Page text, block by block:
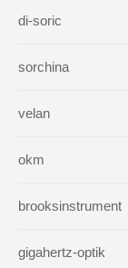
di-soric
sorchina
velan
okm
brooksinstrument
gigahertz-optik